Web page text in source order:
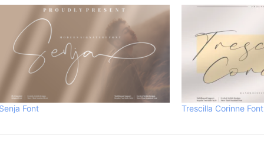
Font Trescilla Corinne Font